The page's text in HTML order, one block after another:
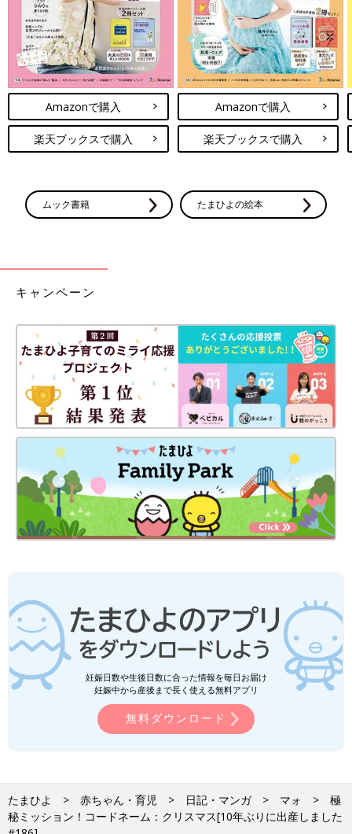
Amazonで購入
楽天ブックスで購入
Amazonで購入
楽天ブックスで購入
ムック書籍 たまひよの絵本
キャンペーン
妊娠日数や生後日数に合った情報を毎日お届け
妊娠中から産後まで長く使える無料アプリ
無料ダウンロード
たまひよ 赤ちゃん・育児 日記・マンガ マォ
極
秘ミッション！コードネーム：クリスマス[10年ぶりに出産しました